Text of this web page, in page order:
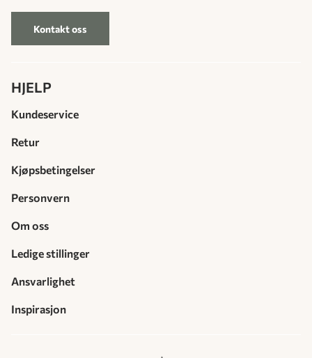
Kontakt oss
HJELP
Kundeservice
Retur
Kjøpsbetingelser
Personvern
Om oss
Ledige stillinger
Ansvarlighet
Inspirasjon